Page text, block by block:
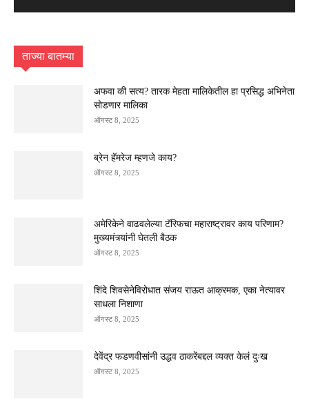
ताज्या बातम्या
अफवा की सत्य? तारक मेहता मालिकेतील हा प्रसिद्ध अभिनेता
सोडणार मालिका
ऑगस्ट 8, 2025
ब्रेन हॅमरेज म्हणजे काय?
ऑगस्ट 8, 2025
अमेरिकेने वाढवलेल्या टॅरिफचा महाराष्ट्रावर काय परिणाम?
मुख्यमंत्र्यांनी घेतली बैठक
ऑगस्ट 8, 2025
शिंदे शिवसेनेविरोधात संजय राऊत आक्रमक, एका नेत्यावर
साधला निशाणा
ऑगस्ट 8, 2025
देवेंद्र फडणवीसांनी उद्धव ठाकरेंबद्दल व्यक्त केलं दुःख
ऑगस्ट 8, 2025